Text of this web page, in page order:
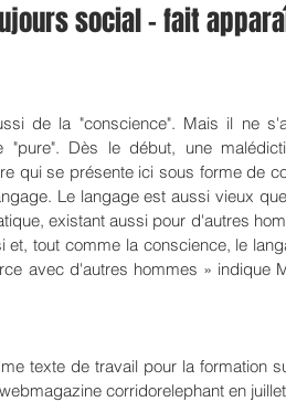
social - fait
de la "conscience". Mais il ne
"pure". Dès le début, une
qui se présente ici sous forme de
Le langage est aussi vieux
existant aussi pour d'autres
et, tout comme la conscience, le
avec d'autres hommes » indique
texte de travail pour la formation
corridorelephant en